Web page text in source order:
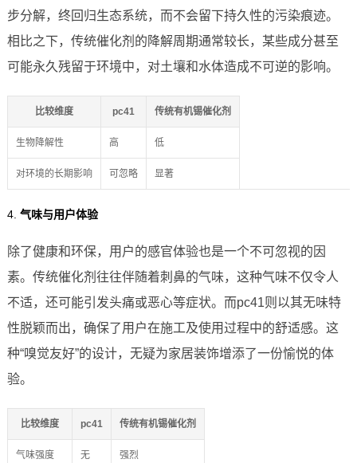
步分解，终回归生态系统，而不会留下持久性的污染痕迹。
相比之下，传统催化剂的降解周期通常较长，某些成分甚至
可能永久残留于环境中，对土壤和水体造成不可逆的影响。
比较维度 pc41 传统有机锡催化剂
生物降解性 高 低
对环境的长期影响 可忽略 显著
4. 气味与用户体验
除了健康和环保，用户的感官体验也是一个不可忽视的因
素。传统催化剂往往伴随着刺鼻的气味，这种气味不仅令人
不适，还可能引发头痛或恶心等症状。而pc41则以其无味特
性脱颖而出，确保了用户在施工及使用过程中的舒适感。这
种“嗅觉友好”的设计，无疑为家居装饰增添了一份愉悦的体
验。
比较维度 pc41 传统有机锡催化剂
气味强度 无 强烈